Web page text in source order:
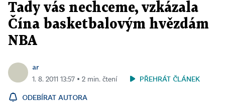
Tady vás nechceme, vzkázala
Čína basketbalovým hvězdám
NBA
ar
1. 8. 2011 13:57 ▪ 2 min. čtení PŘEHRÁT ČLÁNEK
ODEBÍRAT AUTORA